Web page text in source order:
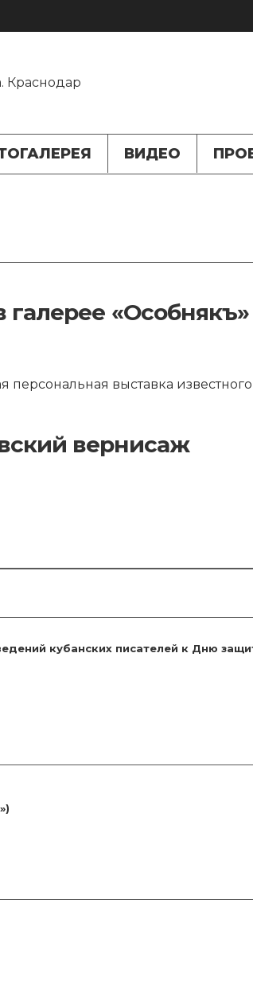
ВИДЕО
галерее «Особнякъ»
выставка
вернисаж
кубанских писателей к Дню